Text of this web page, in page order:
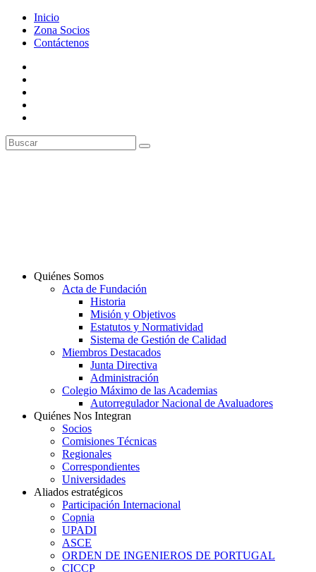
Inicio
Zona Socios
Contáctenos
Quiénes Somos
Acta de Fundación
Historia
Misión y Objetivos
Estatutos y Normatividad
Sistema de Gestión de Calidad
Miembros Destacados
Junta Directiva
Administración
Colegio Máximo de las Academias
Autorregulador Nacional de Avaluadores
Quiénes Nos Integran
Socios
Comisiones Técnicas
Regionales
Correspondientes
Universidades
Aliados estratégicos
Participación Internacional
Copnia
UPADI
ASCE
ORDEN DE INGENIEROS DE PORTUGAL
CICCP